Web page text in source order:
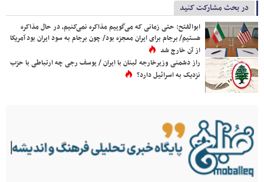
در بحث مشارکت کنید
ابوالفتح: حتی زمانی که می‌گوییم مذاکره نمی‌کنیم، در حال مذاکره
هستیم/ برجام برای ایران معجزه بود/ چون برجام به سود ایران بود آمریکا
از آن خارج شد
راز دشمنی وزیرخارجه لبنان با ایران / یوسف رجی چه ارتباطی با حزب
نزدیک به اسرائیل دارد؟